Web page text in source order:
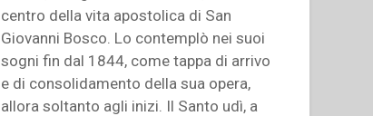
centro della vita apostolica di San
Giovanni Bosco. Lo contemplò nei suoi
sogni fin dal 1844, come tappa di arrivo
e di consolidamento della sua opera,
allora soltanto agli inizi. Il Santo udì, a